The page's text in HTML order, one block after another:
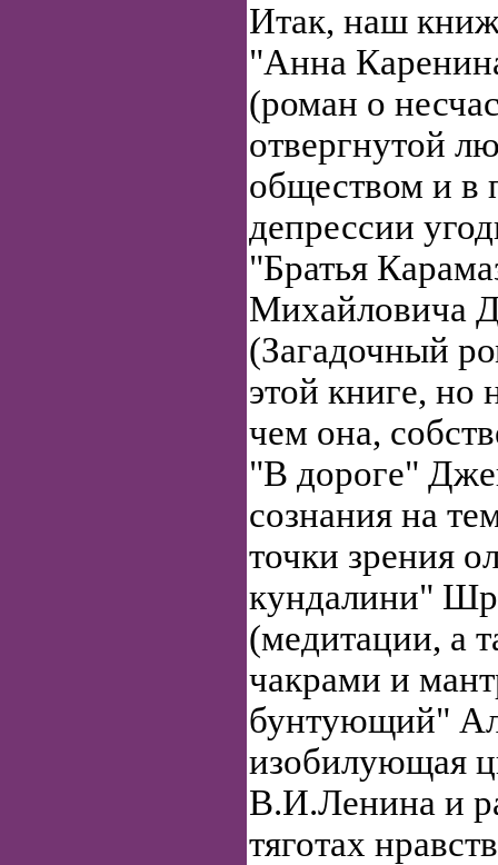
Итак, наш
"Анна
(роман о
отвергнутой
обществом и в
депрессии
"Братья
Михайловича
(Загадочный
этой книге, но
чем она,
"В дороге"
сознания на
точки зрения
кундалини"
(медитации, а
чакрами и
бунтующий"
изобилующая
В.И.Ленина и
тяготах